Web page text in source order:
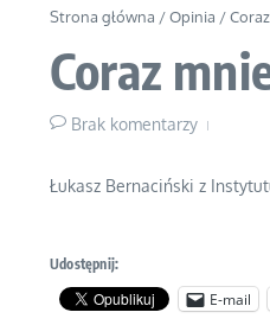
Strona główna /Opinia /
Coraz
Brak komentarzy
Łukasz Bernaciński z
Udostępnij:
E-mail